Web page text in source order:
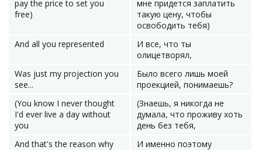
pay the price to set you
free)
мне придется заплатить
такую цену, чтобы
освободить тебя)
And all you represented
И все, что ты
олицетворял,
Was just my projection you
see...
Было всего лишь моей
проекцией, понимаешь?
(You know I never thought
I'd ever live a day without
you
(Знаешь, я никогда не
думала, что проживу хоть
день без тебя,
And that's the reason why
И именно поэтому